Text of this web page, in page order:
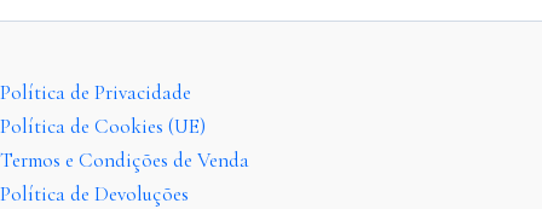
Política de Privacidade
Política de Cookies (UE)
Termos e Condições de Venda
Política de Devoluções